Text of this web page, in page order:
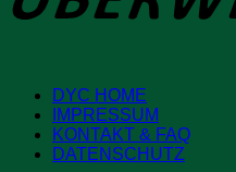
DYC HOME
IMPRESSUM
KONTAKT & FAQ
DATENSCHUTZ